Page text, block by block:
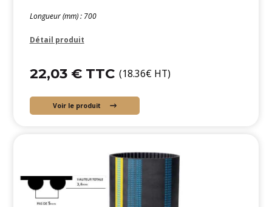
Longueur (mm) : 700
Détail produit
22,03 € TTC (18.36€ HT)
Voir le produit